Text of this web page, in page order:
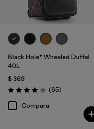
Black Hole® Wheeled Duffel
40L
$ 369
Valoración: 4.1 / 5
(65Comentarios
)
Compara